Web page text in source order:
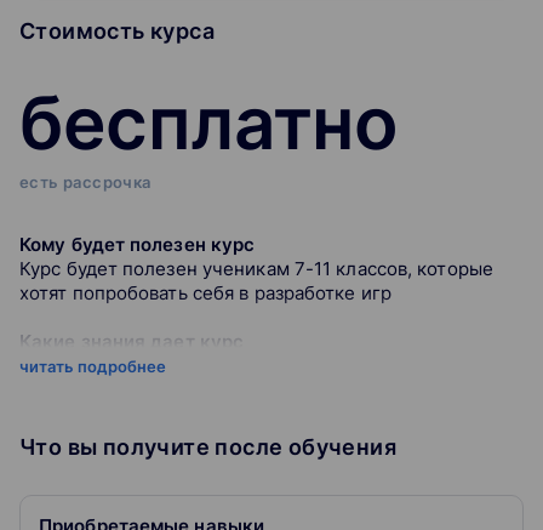
Стоимость курса
бесплатно
есть рассрочка
Кому будет полезен курс
Курс будет полезен ученикам 7-11 классов, которые
хотят попробовать себя в разработке игр
Какие знания дает курс
Создание игр для компьютеров и мобильных. 2D игры.
с системой частиц. Работа со звуком, текстурами
читать подробнее
Что вы получите после обучения